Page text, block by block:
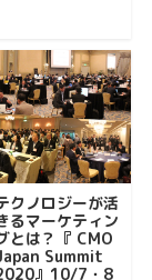
クノロジーが活
るマーケティン
とは？『 CMO
Summit
』10/7・8